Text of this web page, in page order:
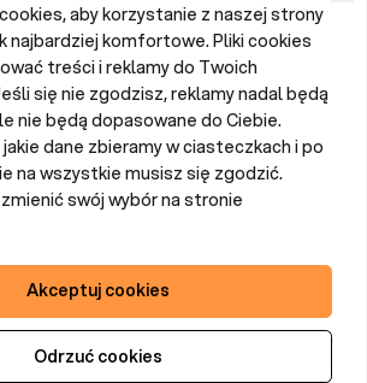
aby korzystanie z naszej strony
najbardziej komfortowe. Pliki cookies
treści i reklamy do Twoich
się nie zgodzisz, reklamy nadal będą
nie będą dopasowane do Ciebie.
dane zbieramy w ciasteczkach i po
na wszystkie musisz się zgodzić.
swój wybór na stronie
Akceptuj cookies
Odrzuć cookies